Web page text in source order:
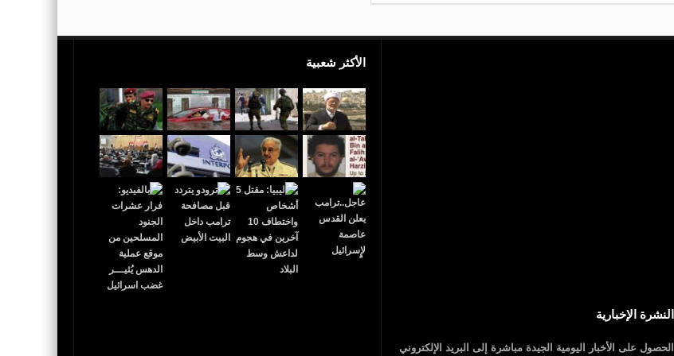
عاجل..ترامب يعلن القدس عاصمة لإٍسرائيل
النشرة الإخبارية
الحصول على الأخبار اليومية الجيدة مباشرة إلى البريد الإلكتروني
الأكثر شعبية